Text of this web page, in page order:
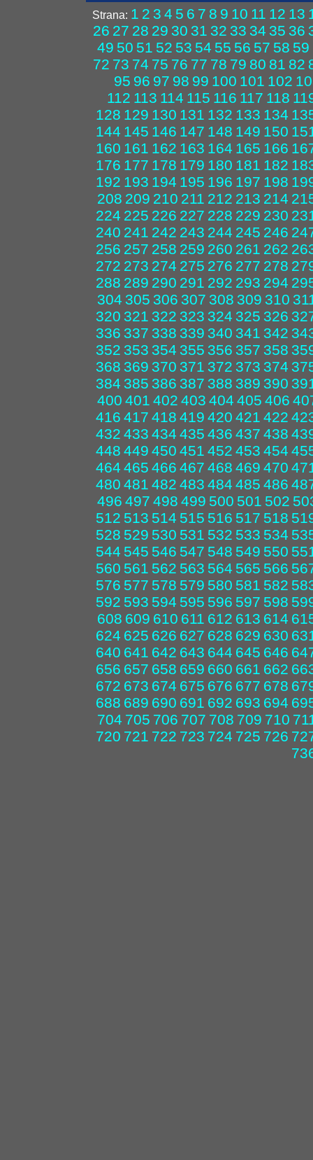
Strana: 1 2 3 4 5 6 7 8 9 10 11 12 13
26 27 28 29 30 31 32 33 34 35 36
49 50 51 52 53 54 55 56 57 58 59
72 73 74 75 76 77 78 79 80 81 82
95 96 97 98 99 100 101 102
112 113 114 115 116 117 118
128 129 130 131 132 133 134
144 145 146 147 148 149 150
160 161 162 163 164 165 166
176 177 178 179 180 181 182
192 193 194 195 196 197 198
208 209 210 211 212 213 214
224 225 226 227 228 229 230
240 241 242 243 244 245 246
256 257 258 259 260 261 262
272 273 274 275 276 277 278
288 289 290 291 292 293 294
304 305 306 307 308 309 310
320 321 322 323 324 325 326
336 337 338 339 340 341 342
352 353 354 355 356 357 358
368 369 370 371 372 373 374
384 385 386 387 388 389 390
400 401 402 403 404 405 406
416 417 418 419 420 421 422
432 433 434 435 436 437 438
448 449 450 451 452 453 454
464 465 466 467 468 469 470
480 481 482 483 484 485 486
496 497 498 499 500 501 502
512 513 514 515 516 517 518
528 529 530 531 532 533 534
544 545 546 547 548 549 550
560 561 562 563 564 565 566
576 577 578 579 580 581 582
592 593 594 595 596 597 598
608 609 610 611 612 613 614
624 625 626 627 628 629 630
640 641 642 643 644 645 646
656 657 658 659 660 661 662
672 673 674 675 676 677 678
688 689 690 691 692 693 694
704 705 706 707 708 709 710
720 721 722 723 724 725 726